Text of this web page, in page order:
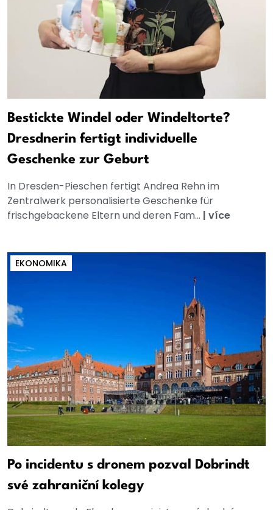
Bestickte Windel oder Windeltorte?
Dresdnerin fertigt individuelle
Geschenke zur Geburt
In Dresden-Pieschen fertigt Andrea Rehn im
Zentralwerk personalisierte Geschenke für
frischgebackene Eltern und deren Fam... | více
EKONOMIKA
Po incidentu s dronem pozval Dobrindt
své zahraniční kolegy